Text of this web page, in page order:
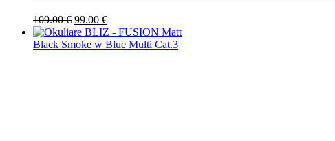
109.00€ Pôvodná
cena
bola:
99.00 €Aktuálna
cena
je: